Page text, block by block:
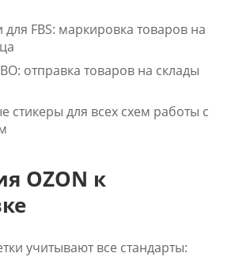
для FBS: маркировка товаров на
отправка товаров на склады
стикеры для всех схем работы с
OZON к
учитывают все стандарты: